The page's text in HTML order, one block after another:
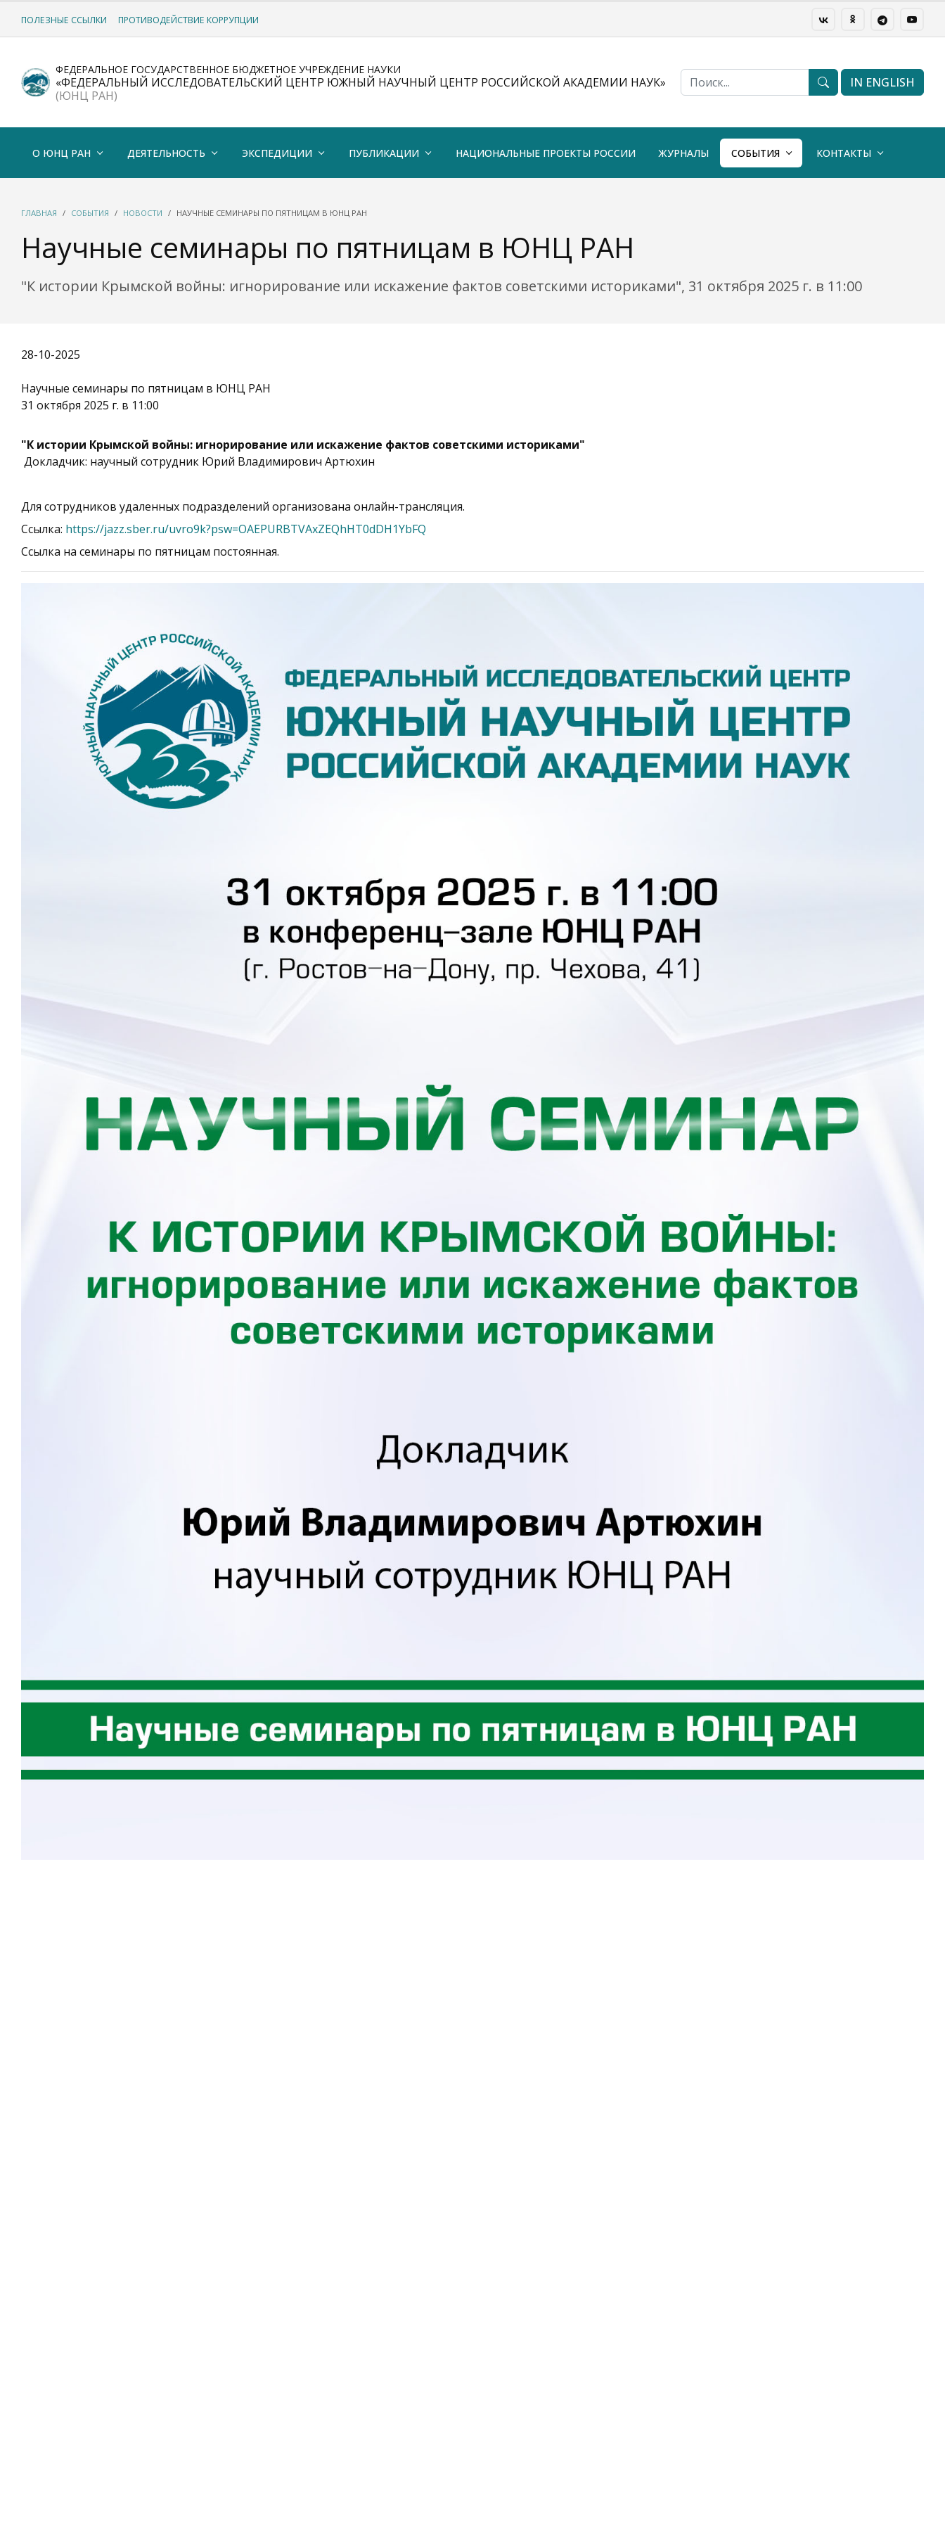
ПОЛЕЗНЫЕ ССЫЛКИ ПРОТИВОДЕЙСТВИЕ КОРРУПЦИИ
ФЕДЕРАЛЬНОЕ ГОСУДАРСТВЕННОЕ БЮДЖЕТНОЕ УЧРЕЖДЕНИЕ НАУКИ
«ФЕДЕРАЛЬНЫЙ ИССЛЕДОВАТЕЛЬСКИЙ ЦЕНТР ЮЖНЫЙ НАУЧНЫЙ ЦЕНТР РОССИЙСКОЙ АКАДЕМИИ НАУК»
(ЮНЦ РАН)
IN ENGLISH
О ЮНЦ РАН ДЕЯТЕЛЬНОСТЬ ЭКСПЕДИЦИИ ПУБЛИКАЦИИ НАЦИОНАЛЬНЫЕ ПРОЕКТЫ РОССИИ ЖУРНАЛЫ СОБЫТИЯ КОНТАКТЫ
ГЛАВНАЯ СОБЫТИЯ НОВОСТИ НАУЧНЫЕ СЕМИНАРЫ ПО ПЯТНИЦАМ В ЮНЦ РАН
Научные семинары по пятницам в ЮНЦ РАН
"К истории Крымской войны: игнорирование или искажение фактов советскими историками", 31 октября 2025 г. в 11:00
28-10-2025
Научные семинары по пятницам в ЮНЦ РАН
31 октября 2025 г. в 11:00
"К истории Крымской войны: игнорирование или искажение фактов советскими историками"
Докладчик: научный сотрудник Юрий Владимирович Артюхин
Для сотрудников удаленных подразделений организована онлайн-трансляция.
Ссылка: https://jazz.sber.ru/uvro9k?psw=OAEPURBTVAxZEQhHT0dDH1YbFQ
Ссылка на семинары по пятницам постоянная.